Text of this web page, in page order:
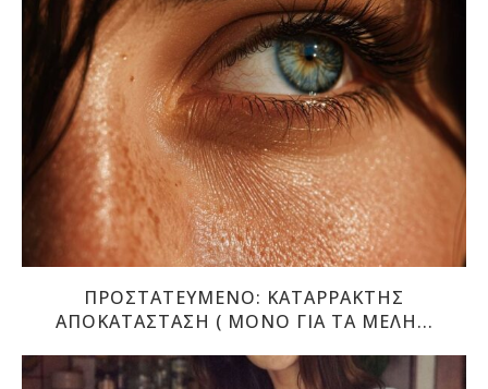
ΠΡOΣΤΑΤΕΥΜΈΝΟ: ΚΑΤΑΡΡΆΚΤΗΣ
ΑΠΟΚΑΤΆΣΤΑΣΗ ( ΜΌΝΟ ΓΙΑ ΤΑ ΜΈΛΗ...